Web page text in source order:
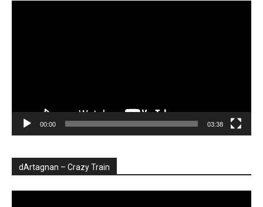
00:00 03:38
dArtagnan – Crazy Train